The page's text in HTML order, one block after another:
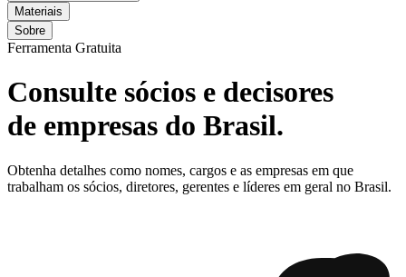
Materiais
Sobre
Ferramenta Gratuita
Consulte sócios e decisores
de empresas do Brasil.
Obtenha detalhes como nomes, cargos e as empresas em que
trabalham os sócios, diretores, gerentes e líderes em geral no Brasil.